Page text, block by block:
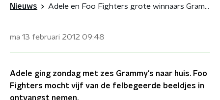
Nieuws Adele en Foo Fighters grote winnaars Grammy's
ma 13 februari 2012 09:48
Adele ging zondag met zes Grammy's naar huis. Foo
Fighters mocht vijf van de felbegeerde beeldjes in
ontvangst nemen.